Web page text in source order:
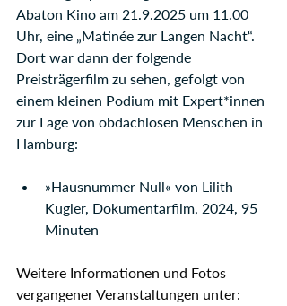
Abaton Kino am 21.9.2025 um 11.00
Uhr, eine „Matinée zur Langen Nacht“.
Dort war dann der folgende
Preisträgerfilm zu sehen, gefolgt von
einem kleinen Podium mit Expert*innen
zur Lage von obdachlosen Menschen in
Hamburg:
»Hausnummer Null« von Lilith
Kugler, Dokumentarfilm, 2024, 95
Minuten
Weitere Informationen und Fotos
vergangener Veranstaltungen unter: